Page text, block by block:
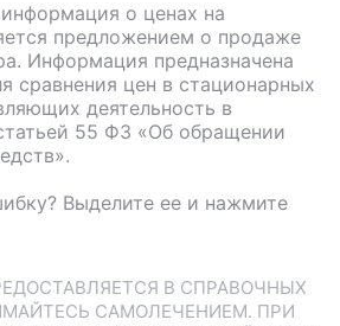
о ценах на
предложением о продаже
Информация предназначена
сравнения цен в стационарных
деятельность в
55 ФЗ «Об обращении
Выделите ее и нажмите
В СПРАВОЧНЫХ
САМОЛЕЧЕНИЕМ. ПРИ